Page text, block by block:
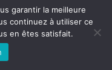
garantir la meilleure
continuez à utiliser ce
en êtes satisfait.